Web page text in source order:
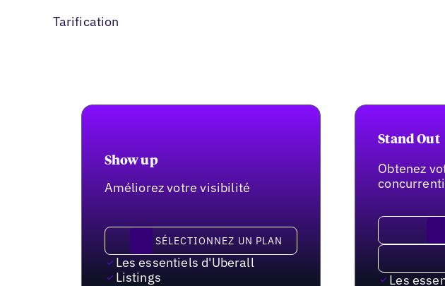
Tarification
Show up
Améliorez votre visibilité
Sélectionnez un plan
SÉLECTIONNEZ UN PLAN
Les essentiels d'Uberall
Listings
Stand Out
Obtenez
demander
Commencez
Les